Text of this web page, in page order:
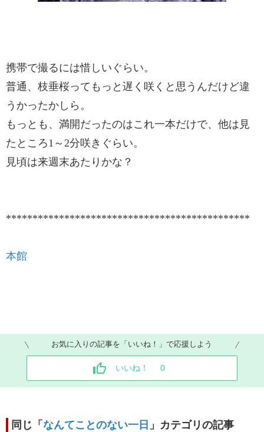
携帯で撮るには惜しいぐらい。
普通、枝垂桜ってもっと遅く咲くと思うんだけど違
うかったかしら。
もっとも、満開だったのはこれ一本だけで、他は見
たところ1～2分咲きぐらい。
見頃は来週末あたりかな？
**********************************************
本館
お気に入りの記事を「いいね！」で応援しよう
いいね！ 0
同じ「 なんてことのない一日 」カテゴリの記事